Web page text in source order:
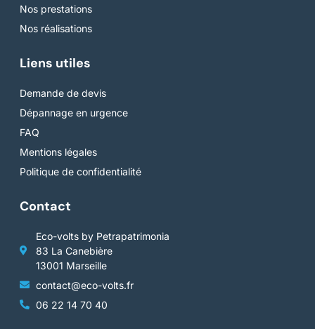
Nos prestations
Nos réalisations
Liens utiles
Demande de devis
Dépannage en urgence
FAQ
Mentions légales
Politique de confidentialité
Contact
Eco-volts by Petrapatrimonia
83 La Canebière
13001 Marseille
contact@eco-volts.fr
06 22 14 70 40